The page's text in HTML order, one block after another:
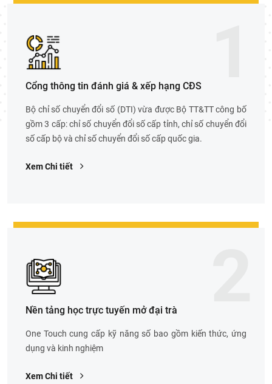
Cổng thông tin đánh giá & xếp hạng CĐS
Bộ chỉ số chuyển đổi số (DTI) vừa được Bộ TT&TT công bố
gồm 3 cấp: chỉ số chuyển đổi số cấp tỉnh, chỉ số chuyển đổi
số cấp bộ và chỉ số chuyển đổi số cấp quốc gia.
Xem Chi tiết
Nền tảng học trực tuyến mở đại trà
One Touch cung cấp kỹ năng số bao gồm kiến thức, ứng
dụng và kinh nghiệm
Xem Chi tiết